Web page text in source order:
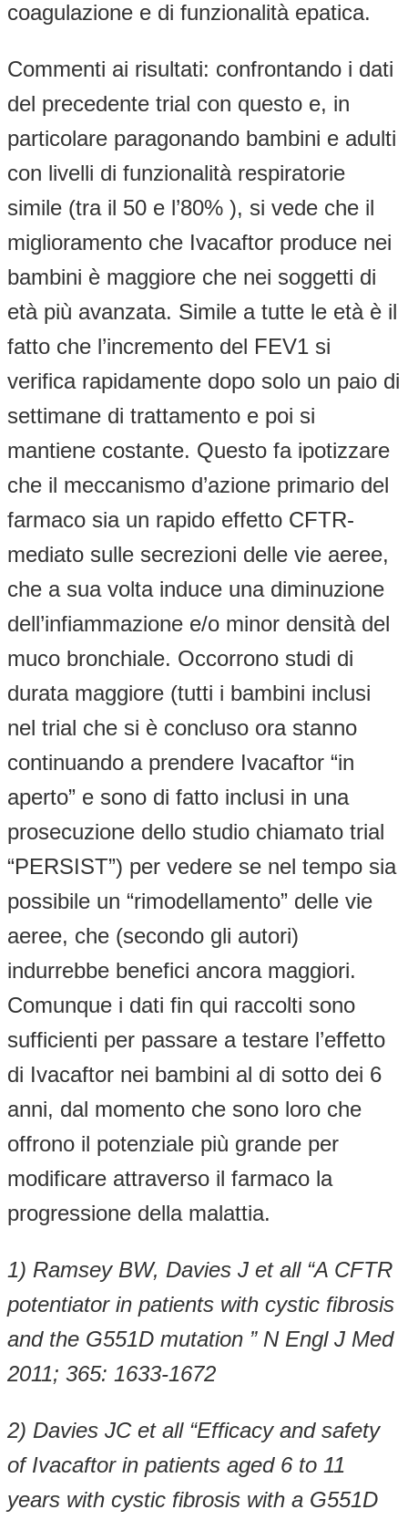
coagulazione e di funzionalità epatica.
Commenti ai risultati: confrontando i dati
del precedente trial con questo e, in
particolare paragonando bambini e adulti
con livelli di funzionalità respiratorie
simile (tra il 50 e l’80% ), si vede che il
miglioramento che Ivacaftor produce nei
bambini è maggiore che nei soggetti di
età più avanzata. Simile a tutte le età è il
fatto che l’incremento del FEV1 si
verifica rapidamente dopo solo un paio di
settimane di trattamento e poi si
mantiene costante. Questo fa ipotizzare
che il meccanismo d’azione primario del
farmaco sia un rapido effetto CFTR-
mediato sulle secrezioni delle vie aeree,
che a sua volta induce una diminuzione
dell’infiammazione e/o minor densità del
muco bronchiale. Occorrono studi di
durata maggiore (tutti i bambini inclusi
nel trial che si è concluso ora stanno
continuando a prendere Ivacaftor “in
aperto” e sono di fatto inclusi in una
prosecuzione dello studio chiamato trial
“PERSIST”) per vedere se nel tempo sia
possibile un “rimodellamento” delle vie
aeree, che (secondo gli autori)
indurrebbe benefici ancora maggiori.
Comunque i dati fin qui raccolti sono
sufficienti per passare a testare l’effetto
di Ivacaftor nei bambini al di sotto dei 6
anni, dal momento che sono loro che
offrono il potenziale più grande per
modificare attraverso il farmaco la
progressione della malattia.
1) Ramsey BW, Davies J et all “A CFTR
potentiator in patients with cystic fibrosis
and the G551D mutation ” N Engl J Med
2011; 365: 1633-1672
2) Davies JC et all “Efficacy and safety
of Ivacaftor in patients aged 6 to 11
years with cystic fibrosis with a G551D